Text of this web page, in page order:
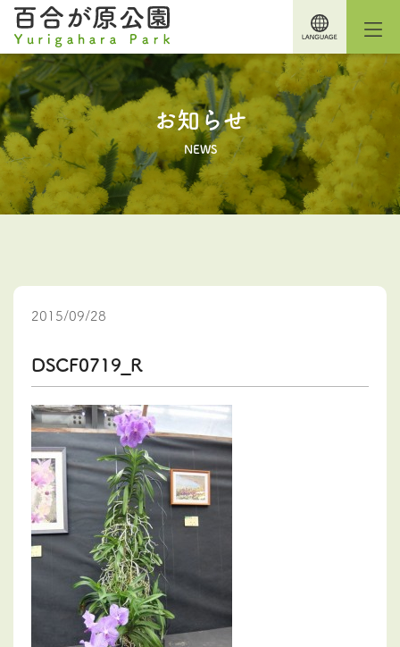
お知らせ
NEWS
2015/09/28
DSCF0719_R